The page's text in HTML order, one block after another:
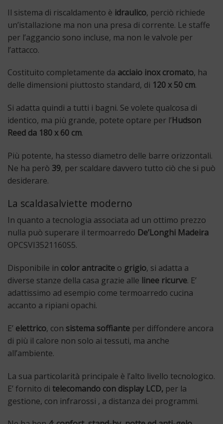
Il sistema di riscaldamento è idraulico, perciò richiede
un’istallazione ma non una presa di corrente. Le staffe
per l’aggancio sono incluse, ma non le valvole per
l’attacco.
Costituito completamente da acciaio inox cromato, ha
delle dimensioni piuttosto standard, di 120 x 50 cm.
Si adatta quindi a tutti i bagni. Se volete qualcosa di
identico, ma più grande, potete optare per l’Hudson
Reed da 180 x 60 cm.
Più potente, ha stesso diametro delle barre orizzontali.
Ne ha però 39, per scaldare davvero tutto ciò che si può
desiderare.
La scaldasalviette moderno
In quanto a tecnologia associata ad un ottimo prezzo
nulla può superare il termoarredo De’Longhi Madeira
OPCSVI3521160S5.
Disponibile in color antracite o grigio, si adatta a
diverse stanze della casa grazie alle linee ricurve. E’
adattissimo ad esempio come termoarredo cucina
accanto a ripiani opachi.
E’ elettrico, con sistema soffiante per diffondere ancora
di più il calore non solo ai tessuti, ma anche
all’ambiente.
La sua particolarità principale è l’alto livello tecnologico.
E’ fornito di telecomando con display LCD, per la
gestione, con infrarossi , a distanza dei programmi.